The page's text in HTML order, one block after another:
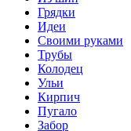
Грядки
Идеи
Своими руками
Трубы
Колодец
Ульи
Кирпич
Пугало
Забор